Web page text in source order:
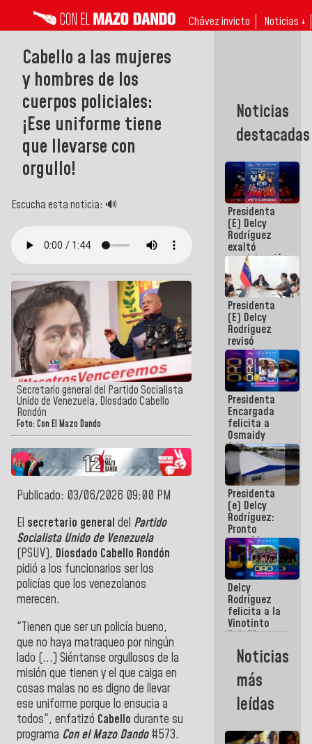
Chávez invicto Noticias ↓
Cabello a las mujeres
y hombres de los
cuerpos policiales:
¡Ese uniforme tiene
que llevarse con
orgullo!
Escucha esta noticia: 🔊
Secretario general del Partido Socialista
Unido de Venezuela, Diosdado Cabello
Rondón
Foto: Con El Mazo Dando
Publicado: 03/06/2026 09:00 PM
El secretario general del Partido
Socialista Unido de Venezuela
(PSUV), Diosdado Cabello Rondón
pidió a los funcionarios ser los
policías que los venezolanos
merecen.
"Tienen que ser un policía bueno,
que no haya matraqueo por ningún
lado (...) Siéntanse orgullosos de la
misión que tienen y el que caiga en
cosas malas no es digno de llevar
ese uniforme porque lo ensucia a
todos", enfatizó Cabello durante su
programa Con el Mazo Dando#573.
Noticias
destacadas
Presidenta
(E) Delcy
Rodríguez
exaltó
participación
de
Venezuela
en Juegos
Centroamericanos
y del Caribe
2026
Presidenta
(E) Delcy
Rodríguez
revisó
agenda
económica y
ejecución de
fondos de
emergencia
post-sismos
Presidenta
Encargada
felicita a
Osmaidy
Arias y
Giraly
Marcano por
hacer
historia en
los
Centroamericanos
Presidenta
(e) Delcy
Rodríguez:
Pronto
restableceremos
las
operaciones
en el
Aeropuerto
Internacional
de
Maiquetía
Delcy
Rodríguez
felicita a la
Vinotinto
Sub 20
campeona
frente
México Sub
23 en los
Centroamericanos
Noticias
más
leídas